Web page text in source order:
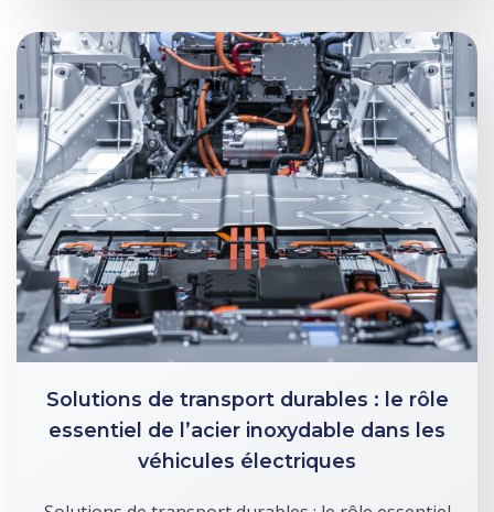
Solutions de transport durables : le rôle
essentiel de l’acier inoxydable dans les
véhicules électriques